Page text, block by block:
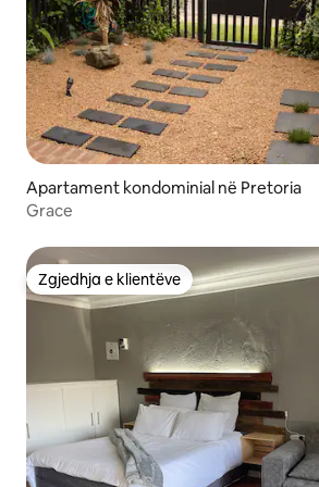
Apartament kondominial në Pretoria
Grace
Zgjedhja e klientëve
Zgjedhja e klientëve